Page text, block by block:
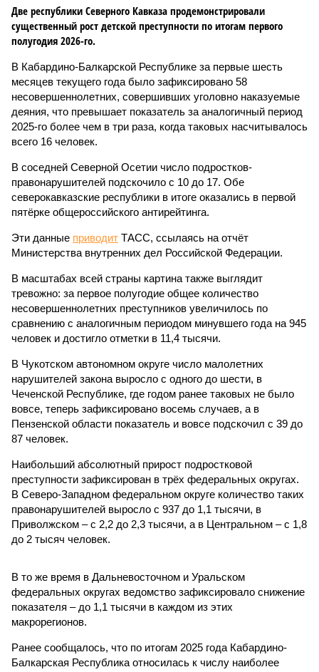
Две республики Северного Кавказа продемонстрировали
существенный рост детской преступности по итогам первого
полугодия 2026-го.
В Кабардино-Балкарской Республике за первые шесть
месяцев текущего года было зафиксировано 58
несовершеннолетних, совершивших уголовно наказуемые
деяния, что превышает показатель за аналогичный период
2025-го более чем в три раза, когда таковых насчитывалось
всего 16 человек.
В соседней Северной Осетии число подростков-
правонарушителей подскочило с 10 до 17. Обе
северокавказские республики в итоге оказались в первой
пятёрке общероссийского антирейтинга.
Эти данные приводит ТАСС, ссылаясь на отчёт
Министерства внутренних дел Российской Федерации.
В масштабах всей страны картина также выглядит
тревожно: за первое полугодие общее количество
несовершеннолетних преступников увеличилось по
сравнению с аналогичным периодом минувшего года на 945
человек и достигло отметки в 11,4 тысячи.
В Чукотском автономном округе число малолетних
нарушителей закона выросло с одного до шести, в
Чеченской Республике, где годом ранее таковых не было
вовсе, теперь зафиксировано восемь случаев, а в
Пензенской области показатель и вовсе подскочил с 39 до
87 человек.
Наибольший абсолютный прирост подростковой
преступности зафиксирован в трёх федеральных округах.
В Северо-Западном федеральном округе количество таких
правонарушителей выросло с 937 до 1,1 тысячи, в
Приволжском – с 2,2 до 2,3 тысячи, а в Центральном – с 1,8
до 2 тысяч человек.
В то же время в Дальневосточном и Уральском
федеральных округах ведомство зафиксировало снижение
показателя – до 1,1 тысячи в каждом из этих
макрорегионов.
Ранее сообщалось, что по итогам 2025 года Кабардино-
Балкарская Республика относилась к числу наиболее